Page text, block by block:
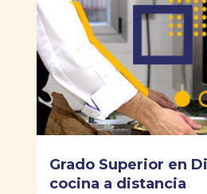
Grado Superior en
cocina a distancia